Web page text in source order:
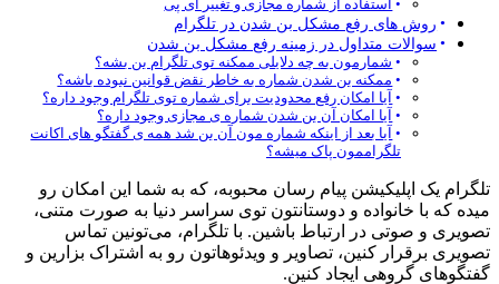
استفاده از شماره مجازی و تغییر آی پی
روش های رفع مشکل بن شدن در تلگرام
سوالات متداول در زمینه رفع مشکل بن شدن
شمارمون به چه دلایلی ممکنه توی تلگرام بن بشه؟
ممکنه بن شدن شماره به خاطر نقض قوانین نبوده باشه؟
آیا امکان رفع محدودیت برای شماره توی تلگرام وجود داره؟
آیا امکان آن بن شدن شماره ی مجازی وجود داره؟
آیا بعد از اینکه شماره مون آن بن شد همه ی گفتگو های اکانت
تلگراممون پاک میشه؟
تلگرام یک اپلیکیشن پیام رسان محبوبه، که به شما این امکان رو
میده که با خانواده و دوستانتون توی سراسر دنیا به صورت متنی،
تصویری و صوتی در ارتباط باشین. با تلگرام، می‌تونین تماس
تصویری برقرار کنین، تصاویر و ویدئوهاتون رو به اشتراک بزارین و
گفتگوهای گروهی ایجاد کنین.